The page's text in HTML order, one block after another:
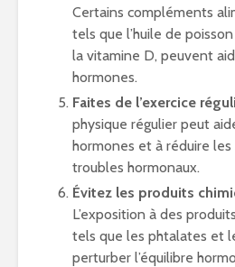
Certains compléments
tels que l’huile de
la vitamine D, peuvent
hormones.
Faites de l’exercice
physique régulier peut
hormones et à réduire
troubles hormonaux.
Évitez les produits
L’exposition à des
tels que les phtalates et
perturber l’équilibre